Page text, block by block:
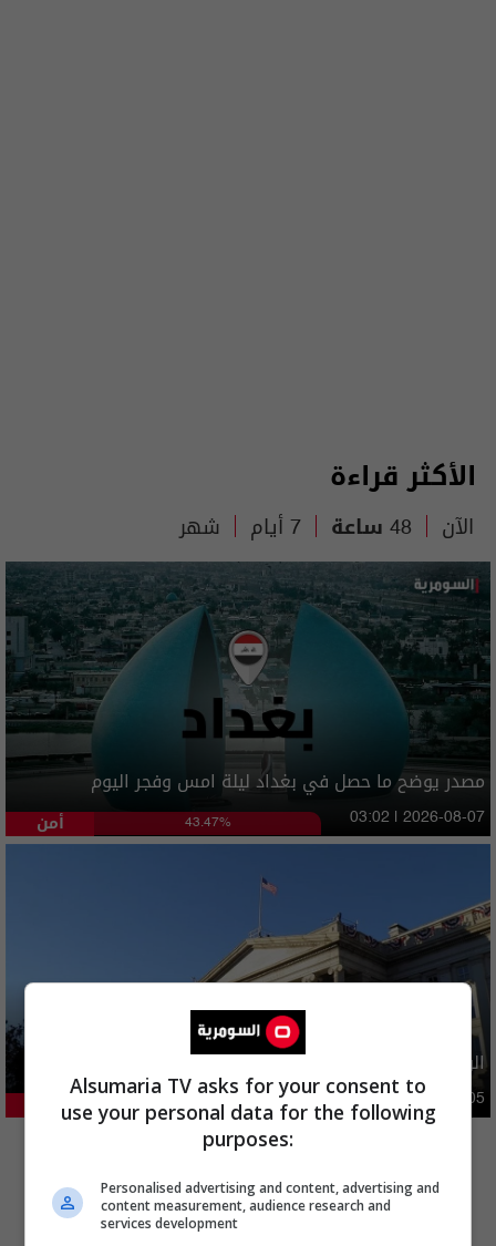
الأكثر قراءة
الآن 48 ساعة 7 أيام شهر
مصدر يوضح ما حصل في بغداد ليلة امس وفجر اليوم
أمن 43.47% 03:02 | 2026-08-07
الولايات المتحدة تعلن رفع عقوبات عن ايران
دوليات 31.02% 10:10 | 2026-08-05
المزيد
Alsumaria TV asks for your consent to
use your personal data for the following
purposes:
Personalised advertising and content, advertising and
content measurement, audience research and
services development